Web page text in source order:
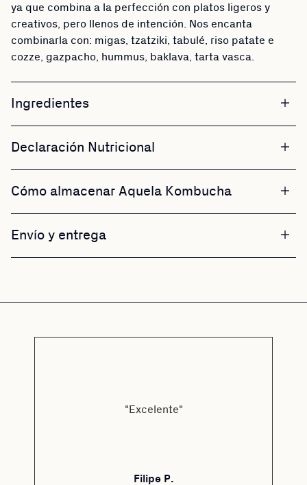
ya que combina a la perfección con platos ligeros y
creativos, pero llenos de intención. Nos encanta
combinarla con: migas, tzatziki, tabulé, riso patate e
cozze, gazpacho, hummus, baklava, tarta vasca.
Ingredientes
Declaración Nutricional
Cómo almacenar Aquela Kombucha
Envío y entrega
"Excelente"
Filipe P.